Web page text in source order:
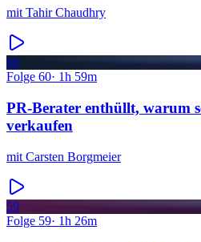
mit Tahir Chaudhry
60
Folge 60· 1h 59m
PR-Berater enthüllt, warum
verkaufen
mit Carsten Borgmeier
59
Folge 59· 1h 26m